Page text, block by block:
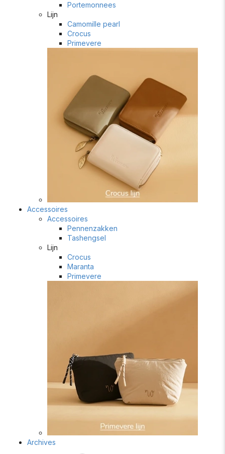
Portemonnees
Lijn
Camomille pearl
Crocus
Primevere
Accessoires
Accessoires
Pennenzakken
Tashengsel
Lijn
Crocus
Maranta
Primevere
Archives